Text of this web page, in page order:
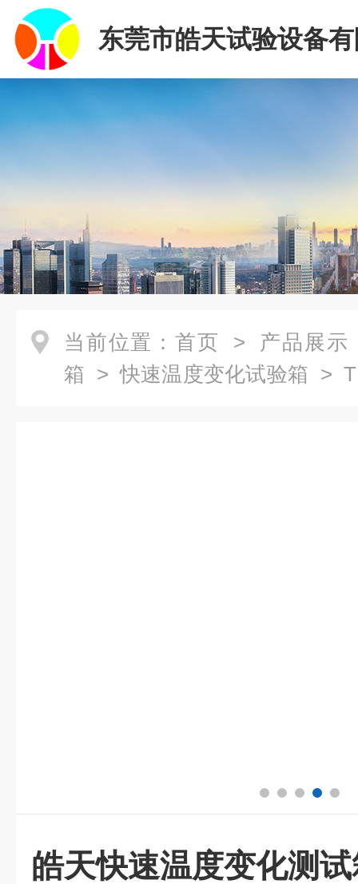
东莞市皓天试验设备
当前位置： 首页 > 产品展示
箱 >快速温度变化试验箱 >
皓天快速温度变化测